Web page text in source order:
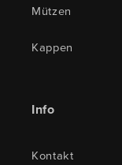
Mützen
Kappen
Info
Kontakt